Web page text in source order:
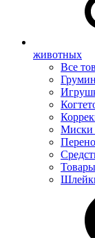
животных
Все
Миски